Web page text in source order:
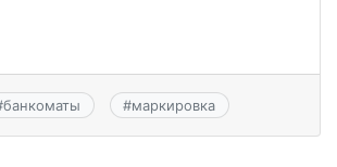
банкоматы #маркировка